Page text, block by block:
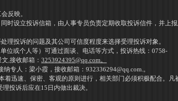
反映。
时设立投诉信箱，由人事专员负责定期收取投诉信件，并上
理投诉的问题及其公司可信度程度来选择受理投诉对象。
位或个人等）可通过面谈、电话等方式，投诉热线：0758-
文,接收邮箱：3253924395@qq.com。
纳专人：梁小霞，接收邮箱：932336294@qq.com. 。
着迅速、保密、客观的原则进行，相关部门必须积极配合。凡
理投诉后应在15 日内做出裁决。